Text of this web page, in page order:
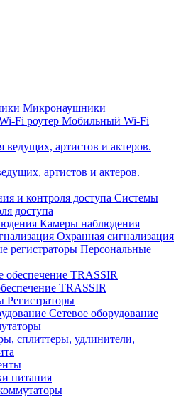
Микронаушники
Мобильный Wi-Fi
артистов и актеров.
Системы
доступа
Камеры наблюдения
Охранная сигнализация
Персональные
TRASSIR
Регистраторы
Сетевое оборудование
сплиттеры, удлинители,
питания